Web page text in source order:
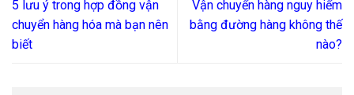
5 lưu ý trong hợp đồng vận
chuyển hàng hóa mà bạn nên
biết
Vận chuyển hàng nguy hiểm
bằng đường hàng không thế
nào?